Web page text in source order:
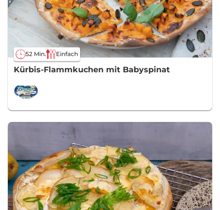
52 Min. Einfach
Kürbis-Flammkuchen mit Babyspinat